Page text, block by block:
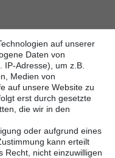
auf unserer
Daten von
Adresse), um z.B.
Medien von
auf unsere Website zu
erst durch gesetzte
die wir in den
oder aufgrund eines
kann erteilt
Recht, nicht einzuwilligen